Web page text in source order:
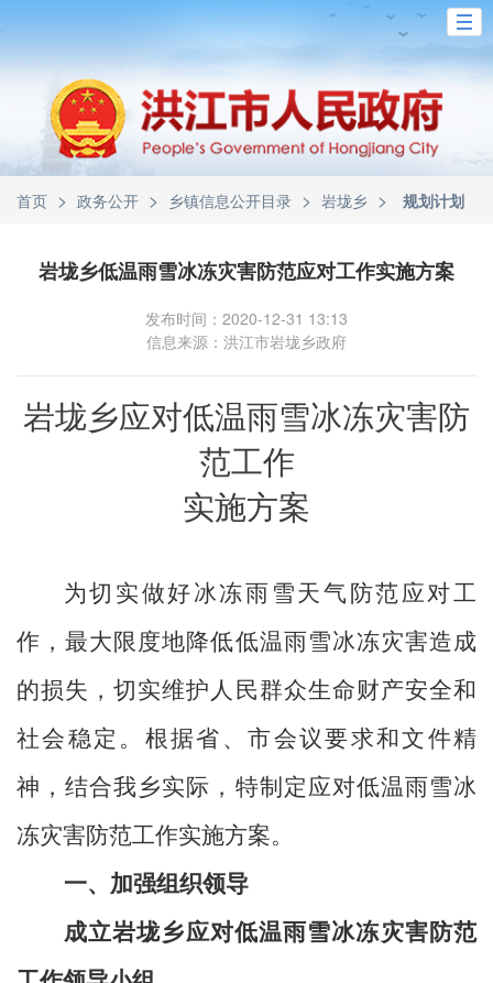
首页 > 政务公开 > 乡镇信息公开目录 > 岩垅乡 > 规划计划
岩垅乡低温雨雪冰冻灾害防范应对工作实施方案
发布时间：2020-12-31 13:13
信息来源：洪江市岩垅乡政府
岩垅乡应对低温雨雪冰冻灾害防
范工作
实施方案
为切实做好冰冻雨雪天气防范应对工
作，最大限度地降低低温雨雪冰冻灾害造成
的损失，切实维护人民群众生命财产安全和
社会稳定。根据省、市会议要求和文件精
神，结合我乡实际，特制定应对低温雨雪冰
冻灾害防范工作实施方案。
一、加强组织领导
成立岩垅乡应对低温雨雪冰冻灾害防范